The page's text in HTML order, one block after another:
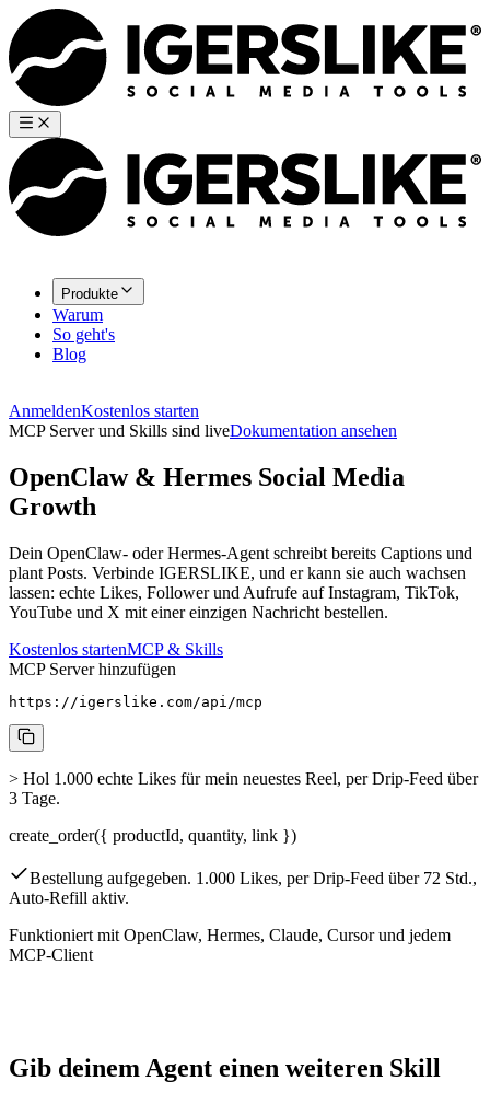
Produkte
Warum
So geht's
Blog
AnmeldenKostenlos starten
MCP Server und Skills sind liveDokumentation ansehen
OpenClaw & Hermes Social Media
Growth
Dein OpenClaw- oder Hermes-Agent schreibt bereits Captions und
plant Posts. Verbinde IGERSLIKE, und er kann sie auch wachsen
lassen: echte Likes, Follower und Aufrufe auf Instagram, TikTok,
YouTube und X mit einer einzigen Nachricht bestellen.
Kostenlos startenMCP & Skills
MCP Server hinzufügen
https://igerslike.com/api/mcp
> Hol 1.000 echte Likes für mein neuestes Reel, per Drip-Feed über
3 Tage.
create_order({ productId, quantity, link })
Bestellung aufgegeben. 1.000 Likes, per Drip-Feed über 72 Std.,
Auto-Refill aktiv.
Funktioniert mit OpenClaw, Hermes, Claude, Cursor und jedem
MCP-Client
Gib deinem Agent einen weiteren Skill